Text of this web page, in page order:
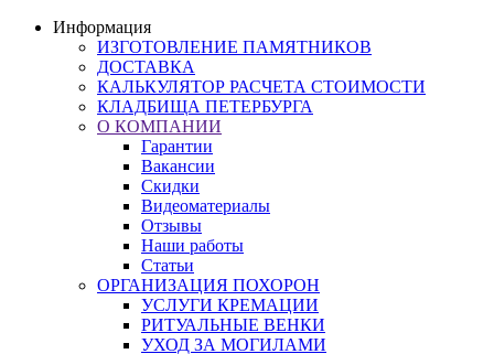
Информация
ИЗГОТОВЛЕНИЕ ПАМЯТНИКОВ
ДОСТАВКА
КАЛЬКУЛЯТОР РАСЧЕТА СТОИМОСТИ
КЛАДБИЩА ПЕТЕРБУРГА
О КОМПАНИИ
Гарантии
Вакансии
Скидки
Видеоматериалы
Отзывы
Наши работы
Статьи
ОРГАНИЗАЦИЯ ПОХОРОН
УСЛУГИ КРЕМАЦИИ
РИТУАЛЬНЫЕ ВЕНКИ
УХОД ЗА МОГИЛАМИ